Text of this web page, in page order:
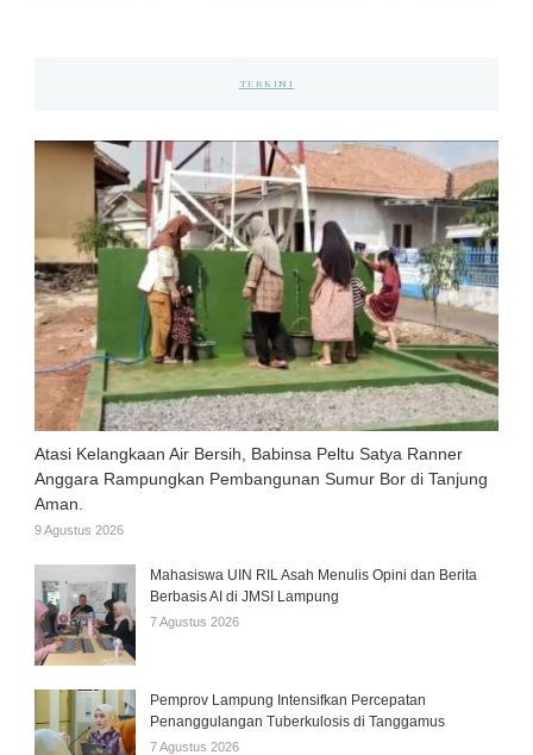
TERKINI
Atasi Kelangkaan Air Bersih, Babinsa Peltu Satya Ranner
Anggara Rampungkan Pembangunan Sumur Bor di Tanjung
Aman.
9 Agustus 2026
Mahasiswa UIN RIL Asah Menulis Opini dan Berita
Berbasis AI di JMSI Lampung
7 Agustus 2026
Pemprov Lampung Intensifkan Percepatan
Penanggulangan Tuberkulosis di Tanggamus
7 Agustus 2026